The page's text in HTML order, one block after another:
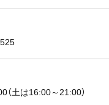
（土は16:00～21:00）